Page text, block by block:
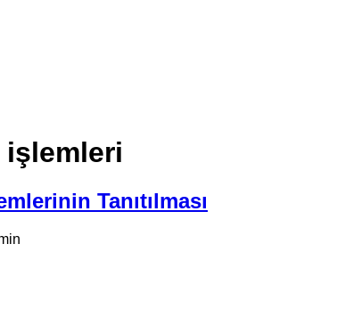
işlemleri
Tanıtılması